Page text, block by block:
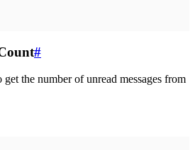
#
the number of unread messages from